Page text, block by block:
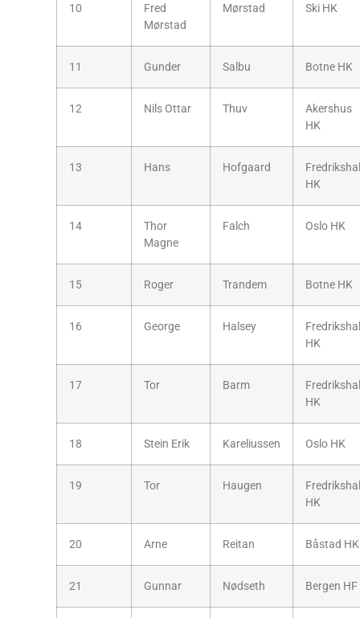
10
Fred
Mørstad
Mørstad Ski HK
11 Gunder Salbu Botne HK
12 Nils Ottar Thuv
Akershus
HK
13 Hans Hofgaard
HK
14
Thor
Magne
Falch Oslo HK
15 Roger Trandem Botne HK
16 George Halsey
HK
17 Tor Barm
HK
18 Stein Erik Kareliussen Oslo HK
19 Tor Haugen
HK
20 Arne Reitan Båstad HK
21 Gunnar Nødseth Bergen HF